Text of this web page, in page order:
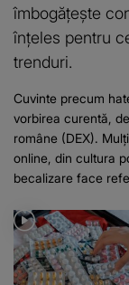
îmbogățește
înțeles pentru
trenduri.
Cuvinte precum
vorbirea curentă,
române (DEX).
online, din cultura
becalizare face